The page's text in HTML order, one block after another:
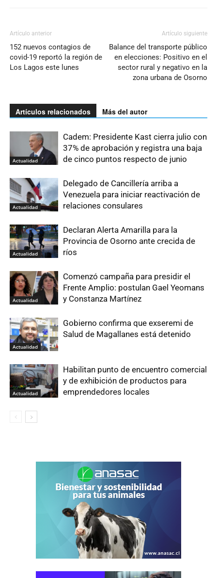
Artículo anterior
152 nuevos contagios de
covid-19 reportó la región de
Los Lagos este lunes
Artículo siguiente
Balance del transporte público
en elecciones: Positivo en el
sector rural y negativo en la
zona urbana de Osorno
Artículos relacionados Más del autor
Actualidad
Cadem: Presidente Kast cierra julio con
37% de aprobación y registra una baja
de cinco puntos respecto de junio
Actualidad
Delegado de Cancillería arriba a
Venezuela para iniciar reactivación de
relaciones consulares
Actualidad
Declaran Alerta Amarilla para la
Provincia de Osorno ante crecida de
ríos
Actualidad
Comenzó campaña para presidir el
Frente Amplio: postulan Gael Yeomans
y Constanza Martínez
Actualidad
Gobierno confirma que exseremi de
Salud de Magallanes está detenido
Actualidad
Habilitan punto de encuentro comercial
y de exhibición de productos para
emprendedores locales